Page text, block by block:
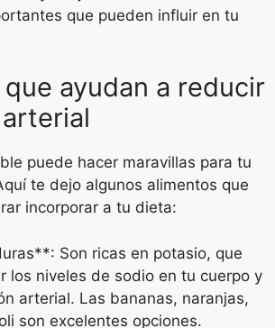
que pueden influir en tu
ayudan a reducir
puede hacer maravillas para tu
te dejo algunos alimentos que
incorporar a tu dieta:
Son ricas en potasio, que
los niveles de sodio en tu cuerpo y
arterial. Las bananas, naranjas,
son excelentes opciones.